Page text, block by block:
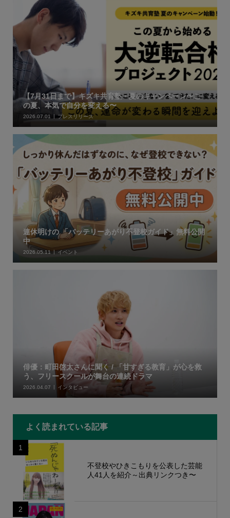
【7月31日まで】キズキ共育塾・夏のキャンペーン〜こ
の夏、本気で自分を変える〜
2026.07.01 プレスリリース
連休明けの 「バッテリーあがり不登校ガイド」無料公開
中
2026.05.11 イベント
俳優：町田啓太さんに聞く / 「甘すぎる教育」が心を救
う、フリースクールが舞台の連続ドラマ
2026.04.07 インタビュー
よく読まれている記事
1
不登校やひきこもりを公表した芸能
人41人を紹介～出典リンクつき〜
2